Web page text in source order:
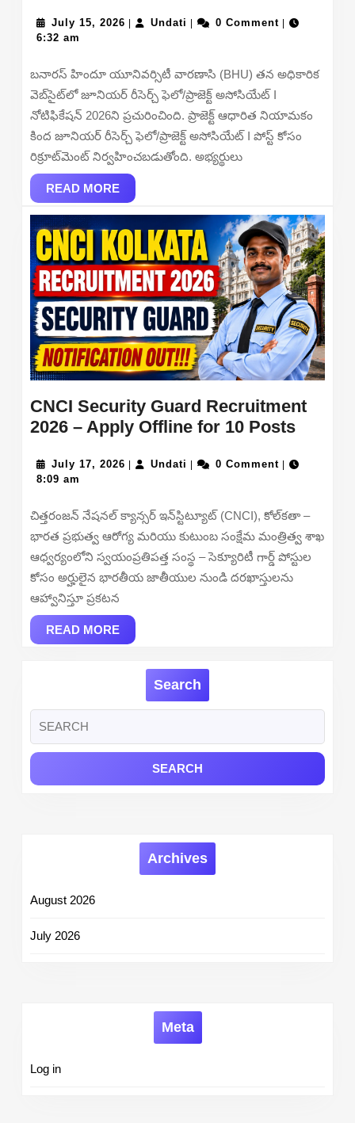
Online
Project
I
Posts
July 15, 2026 July
| Undati Undati
| 0 Comment |
6:32 am
బనారస్ హిందూ యూనివర్సిటీ వారణాసి (BHU) తన అధికారిక
వెబ్‌సైట్‌లో జూనియర్ రీసెర్చ్ ఫెలో/ప్రాజెక్ట్ అసోసియేట్ I
నోటిఫికేషన్ 2026ని ప్రచురించింది. ప్రాజెక్ట్ ఆధారిత నియామకం
కింద జూనియర్ రీసెర్చ్ ఫెలో/ప్రాజెక్ట్ అసోసియేట్ I పోస్ట్ కోసం
రిక్రూట్‌మెంట్ నిర్వహించబడుతోంది. అభ్యర్థులు
READ MOREREAD
MORE
CNCI Security Guard Recruitment
2026 – Apply Offline for 10 PostsCNCI
Guard
–
Apply
Offline
July 17, 2026 July
| Undati Undati
| 0 Comment |
8:09 am
చిత్తరంజన్ నేషనల్ క్యాన్సర్ ఇన్‌స్టిట్యూట్ (CNCI), కోల్‌కతా –
భారత ప్రభుత్వ ఆరోగ్య మరియు కుటుంబ సంక్షేమ మంత్రిత్వ శాఖ
ఆధ్వర్యంలోని స్వయంప్రతిపత్త సంస్థ – సెక్యూరిటీ గార్డ్ పోస్టుల
కోసం అర్హులైన భారతీయ జాతీయుల నుండి దరఖాస్తులను
ఆహ్వానిస్తూ ప్రకటన
READ MOREREAD
MORE
Search
for:
Archives
August 2026
July 2026
Meta
Log in